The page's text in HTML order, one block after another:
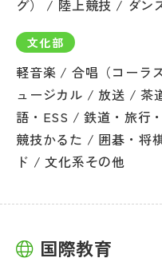
グ） / 陸上競技 / ダン
文化部
軽音楽 / 合唱（コーラ
ュージカル / 放送 /
語・ESS / 鉄道・旅行
競技かるた / 囲碁・将
ド / 文化系その他
国際教育